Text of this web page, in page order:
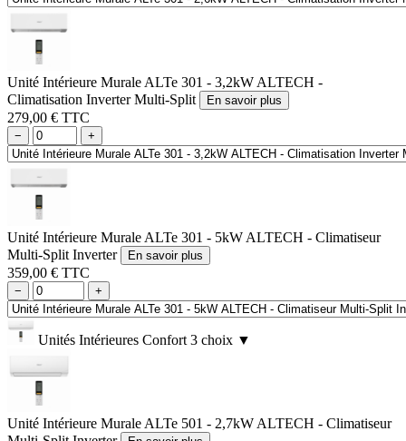
Unité Intérieure Murale ALTe 301 - 3,2kW ALTECH -
Climatisation Inverter Multi-Split
En savoir plus
279,00 € TTC
− +
Unité Intérieure Murale ALTe 301 - 5kW ALTECH - Climatiseur
Multi-Split Inverter
En savoir plus
359,00 € TTC
− +
Unités Intérieures Confort 3 choix ▼
Unité Intérieure Murale ALTe 501 - 2,7kW ALTECH - Climatiseur